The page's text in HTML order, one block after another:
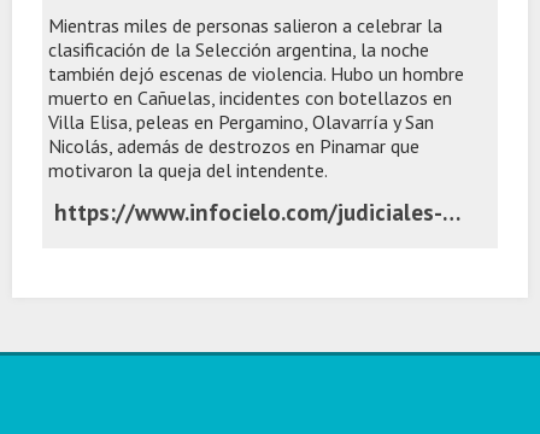
Mientras miles de personas salieron a celebrar la
clasificación de la Selección argentina, la noche
también dejó escenas de violencia. Hubo un hombre
muerto en Cañuelas, incidentes con botellazos en
Villa Elisa, peleas en Pergamino, Olavarría y San
Nicolás, además de destrozos en Pinamar que
motivaron la queja del intendente.
https://www.infocielo.com/judiciales-y-policiales/la-otra-cara-del-festejo-violencia-un-muerto-destrozos-y-enfrentamientos-en-distintos-puntos-de-la-provincia